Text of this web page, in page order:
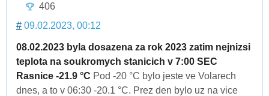
406
# 09.02.2023, 00:12
08.02.2023 byla dosazena za rok 2023 zatim nejnizsi
teplota na soukromych stanicich v 7:00 SEC
Rasnice -21.9 °C Pod -20 °C bylo jeste ve Volarech
dnes, a to v 06:30 -20.1 °C. Prez den bylo uz na vice